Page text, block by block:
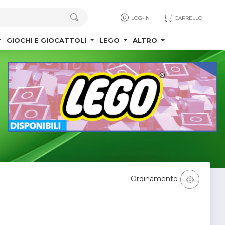
LOG-IN CARRELLO
GIOCHI E GIOCATTOLI LEGO ALTRO
Ordinamento